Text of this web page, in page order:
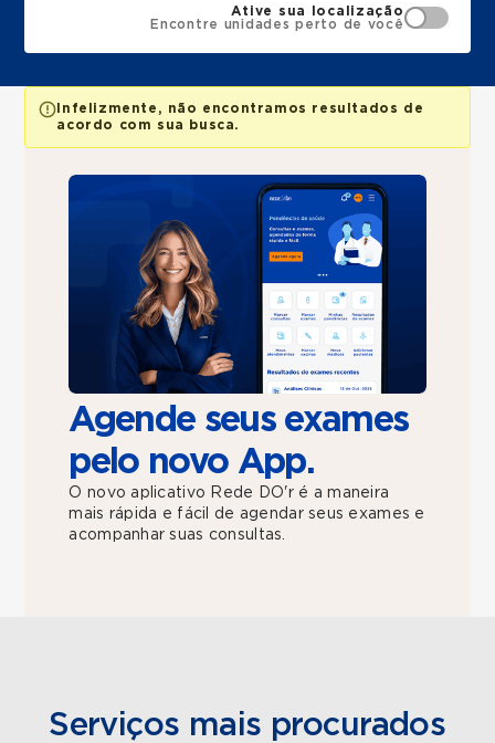
Ative sua localização
Encontre unidades perto de você
Infelizmente, não encontramos resultados de
acordo com sua busca.
Agende seus exames
pelo novo App.
O novo aplicativo Rede DO'r é a maneira
mais rápida e fácil de agendar seus exames e
acompanhar suas consultas.
Serviços mais procurados